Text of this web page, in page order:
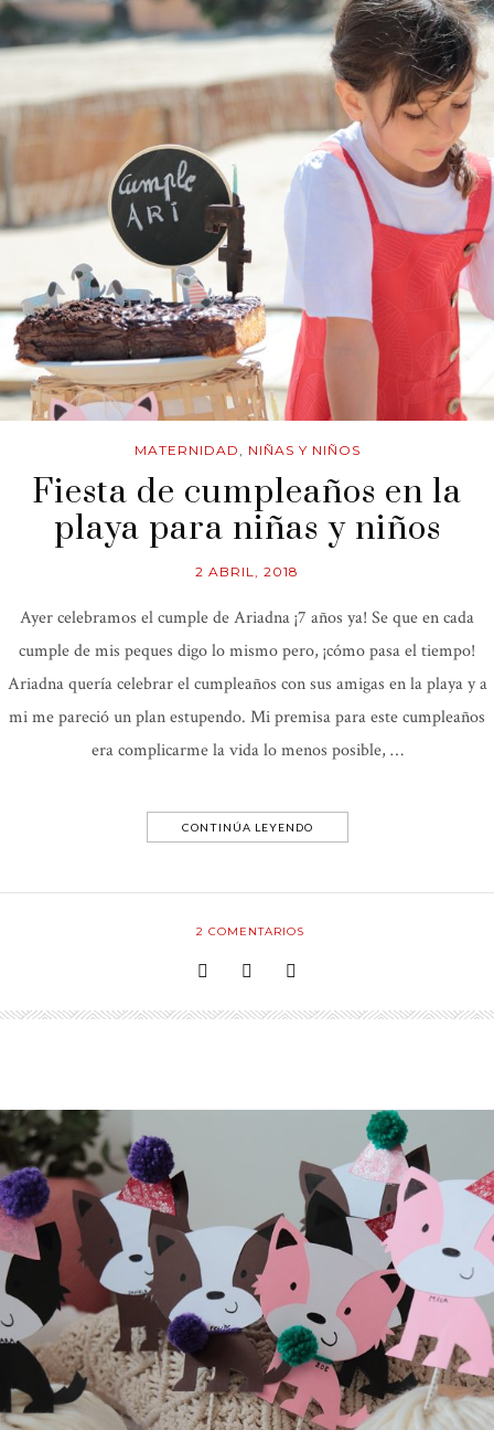
MATERNIDAD NIÑAS Y NIÑOS
Fiesta de cumpleaños en la
playa para niñas y niños
2 ABRIL, 2018
Ayer celebramos el cumple de Ariadna ¡7 años ya! Se que en cada
cumple de mis peques digo lo mismo pero, ¡cómo pasa el tiempo!
Ariadna quería celebrar el cumpleaños con sus amigas en la playa y a
mi me pareció un plan estupendo. Mi premisa para este cumpleaños
era complicarme la vida lo menos posible, …
CONTINÚA LEYENDO
2 COMENTARIOS